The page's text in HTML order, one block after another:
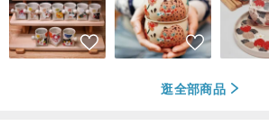
逛全部商品